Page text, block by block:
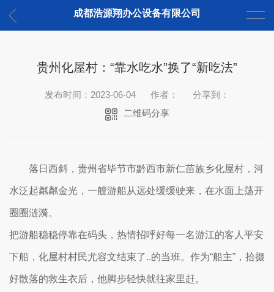
成都浩源翔办公设备有限公司
贵州化屋村：“靠水吃水”换了“新吃法”
发布时间：2023-06-04 作者：
分享到：
二维码分享
落日西斜，贵州省毕节市黔西市新仁苗族乡化屋村，河
水泛起粼粼金光，一艘游船从远处缓缓驶来，在水面上荡开
圈圈涟漪。
把游船稳稳停靠在码头，热情招呼好每一名游江的客人平安
下船，化屋村村民尤容文结束了..的当班。作为“船主”，拾掇
好散落的救生衣后，他脚步轻快就往家里赶。